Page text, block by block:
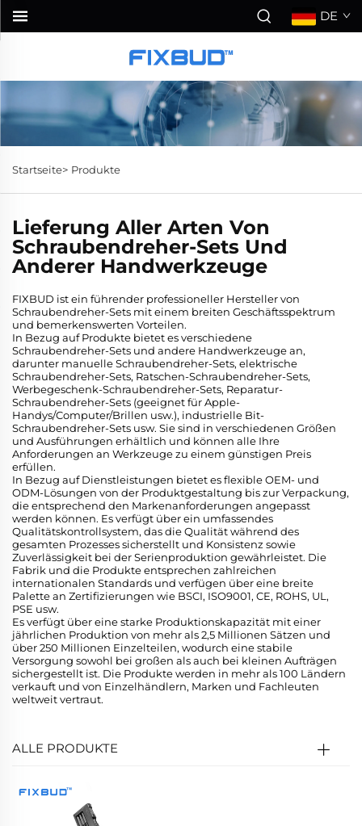
DE
Startseite> Produkte
Lieferung Aller Arten Von
Schraubendreher-Sets Und
Anderer Handwerkzeuge
FIXBUD ist ein führender professioneller Hersteller von
Schraubendreher-Sets mit einem breiten Geschäftsspektrum
und bemerkenswerten Vorteilen.
In Bezug auf Produkte bietet es verschiedene
Schraubendreher-Sets und andere Handwerkzeuge an,
darunter manuelle Schraubendreher-Sets, elektrische
Schraubendreher-Sets, Ratschen-Schraubendreher-Sets,
Werbegeschenk-Schraubendreher-Sets, Reparatur-
Schraubendreher-Sets (geeignet für Apple-
Handys/Computer/Brillen usw.), industrielle Bit-
Schraubendreher-Sets usw. Sie sind in verschiedenen Größen
und Ausführungen erhältlich und können alle Ihre
Anforderungen an Werkzeuge zu einem günstigen Preis
erfüllen.
In Bezug auf Dienstleistungen bietet es flexible OEM- und
ODM-Lösungen von der Produktgestaltung bis zur Verpackung,
die entsprechend den Markenanforderungen angepasst
werden können. Es verfügt über ein umfassendes
Qualitätskontrollsystem, das die Qualität während des
gesamten Prozesses sicherstellt und Konsistenz sowie
Zuverlässigkeit bei der Serienproduktion gewährleistet. Die
Fabrik und die Produkte entsprechen zahlreichen
internationalen Standards und verfügen über eine breite
Palette an Zertifizierungen wie BSCI, ISO9001, CE, ROHS, UL,
PSE usw.
Es verfügt über eine starke Produktionskapazität mit einer
jährlichen Produktion von mehr als 2,5 Millionen Sätzen und
über 250 Millionen Einzelteilen, wodurch eine stabile
Versorgung sowohl bei großen als auch bei kleinen Aufträgen
sichergestellt ist. Die Produkte werden in mehr als 100 Ländern
verkauft und von Einzelhändlern, Marken und Fachleuten
weltweit vertraut.
ALLE PRODUKTE